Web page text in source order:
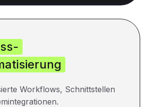
Workflows, Schnittstellen